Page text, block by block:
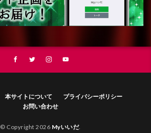
本サイトについて
プライバシーポリシー
お問い合わせ
© Copyright 2026 Myいいだ.